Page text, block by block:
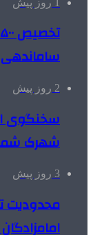
2 روز پیش
سخنگوی
شهرک شمس
3 روز پیش
محدودیت